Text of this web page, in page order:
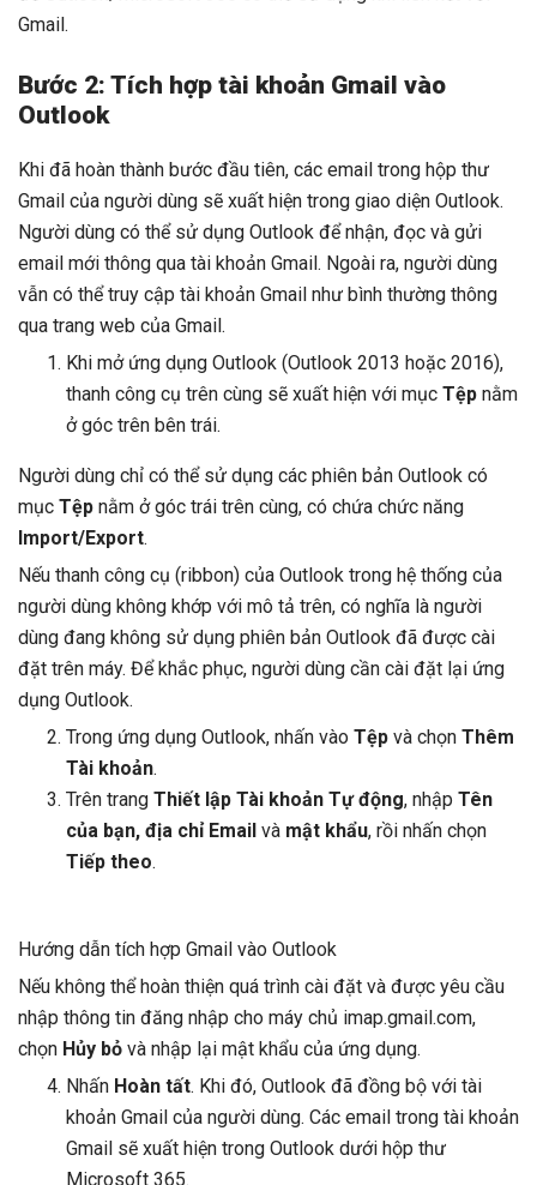
Gmail.
Bước 2: Tích hợp tài khoản Gmail vào
Outlook
Khi đã hoàn thành bước đầu tiên, các email trong hộp thư
Gmail của người dùng sẽ xuất hiện trong giao diện Outlook.
Người dùng có thể sử dụng Outlook để nhận, đọc và gửi
email mới thông qua tài khoản Gmail. Ngoài ra, người dùng
vẫn có thể truy cập tài khoản Gmail như bình thường thông
qua trang web của Gmail.
Khi mở ứng dụng Outlook (Outlook 2013 hoặc 2016),
thanh công cụ trên cùng sẽ xuất hiện với mục Tệp nằm
ở góc trên bên trái.
Người dùng chỉ có thể sử dụng các phiên bản Outlook có
mục Tệp nằm ở góc trái trên cùng, có chứa chức năng
Import/Export.
Nếu thanh công cụ (ribbon) của Outlook trong hệ thống của
người dùng không khớp với mô tả trên, có nghĩa là người
dùng đang không sử dụng phiên bản Outlook đã được cài
đặt trên máy. Để khắc phục, người dùng cần cài đặt lại ứng
dụng Outlook.
Trong ứng dụng Outlook, nhấn vào Tệp và chọn Thêm
Tài khoản.
Trên trang Thiết lập Tài khoản Tự động, nhập Tên
của bạn, địa chỉ Email và mật khẩu, rồi nhấn chọn
Tiếp theo.
Hướng dẫn tích hợp Gmail vào Outlook
Nếu không thể hoàn thiện quá trình cài đặt và được yêu cầu
nhập thông tin đăng nhập cho máy chủ imap.gmail.com,
chọn Hủy bỏ và nhập lại mật khẩu của ứng dụng.
Nhấn Hoàn tất. Khi đó, Outlook đã đồng bộ với tài
khoản Gmail của người dùng. Các email trong tài khoản
Gmail sẽ xuất hiện trong Outlook dưới hộp thư
Microsoft 365.